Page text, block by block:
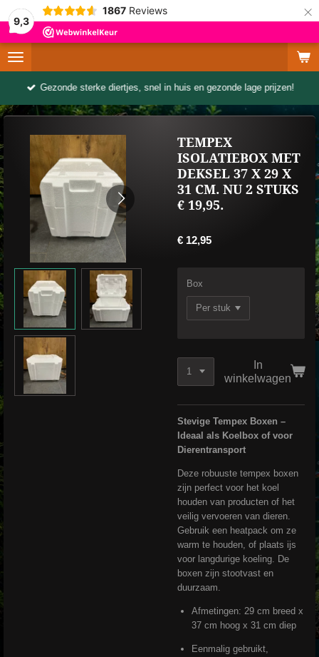
9,3
1867 Reviews ×
Gezonde sterke diertjes, snel in huis en gezonde lage prijzen!
TEMPEX
ISOLATIEBOX MET
DEKSEL 37 X 29 X
31 CM. NU 2 STUKS
€ 19,95.
€ 12,95
Box
In
winkelwagen
Stevige Tempex Boxen –
Ideaal als Koelbox of voor
Dierentransport
Deze robuuste tempex boxen
zijn perfect voor het koel
houden van producten of het
veilig vervoeren van dieren.
Gebruik een heatpack om ze
warm te houden, of plaats ijs
voor langdurige koeling. De
boxen zijn stootvast en
duurzaam.
Afmetingen: 29 cm breed x
37 cm hoog x 31 cm diep
Eenmalig gebruikt,